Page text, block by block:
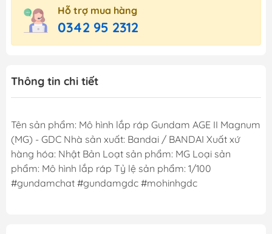
Hỗ trợ mua hàng
0342 95 2312
Thông tin chi tiết
Tên sản phẩm: Mô hình lắp ráp Gundam AGE II Magnum
(MG) - GDC Nhà sản xuất: Bandai / BANDAI Xuất xứ
hàng hóa: Nhật Bản Loạt sản phẩm: MG Loại sản
phẩm: Mô hình lắp ráp Tỷ lệ sản phẩm: 1/100
#gundamchat #gundamgdc #mohinhgdc